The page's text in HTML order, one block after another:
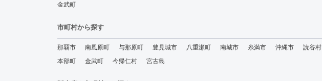
金武町
市町村から探す
那覇市 南風原町 与那原町 豊見城市 八重瀬町 南城市 糸満市 沖縄市 読谷村
本部町
金武町 今帰仁村 宮古島